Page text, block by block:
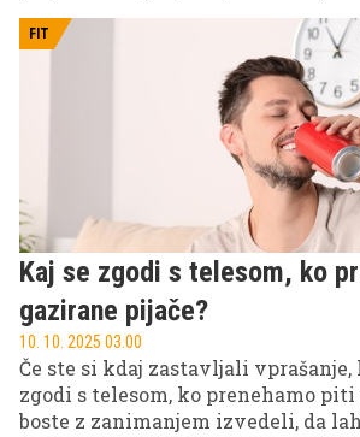
FIT
Kaj se zgodi s telesom, ko
gazirane pijače?
10. 10. 2025 03.00
Če ste si kdaj zastavljali vprašanje,
zgodi s telesom, ko prenehamo piti
boste z zanimanjem izvedeli, da